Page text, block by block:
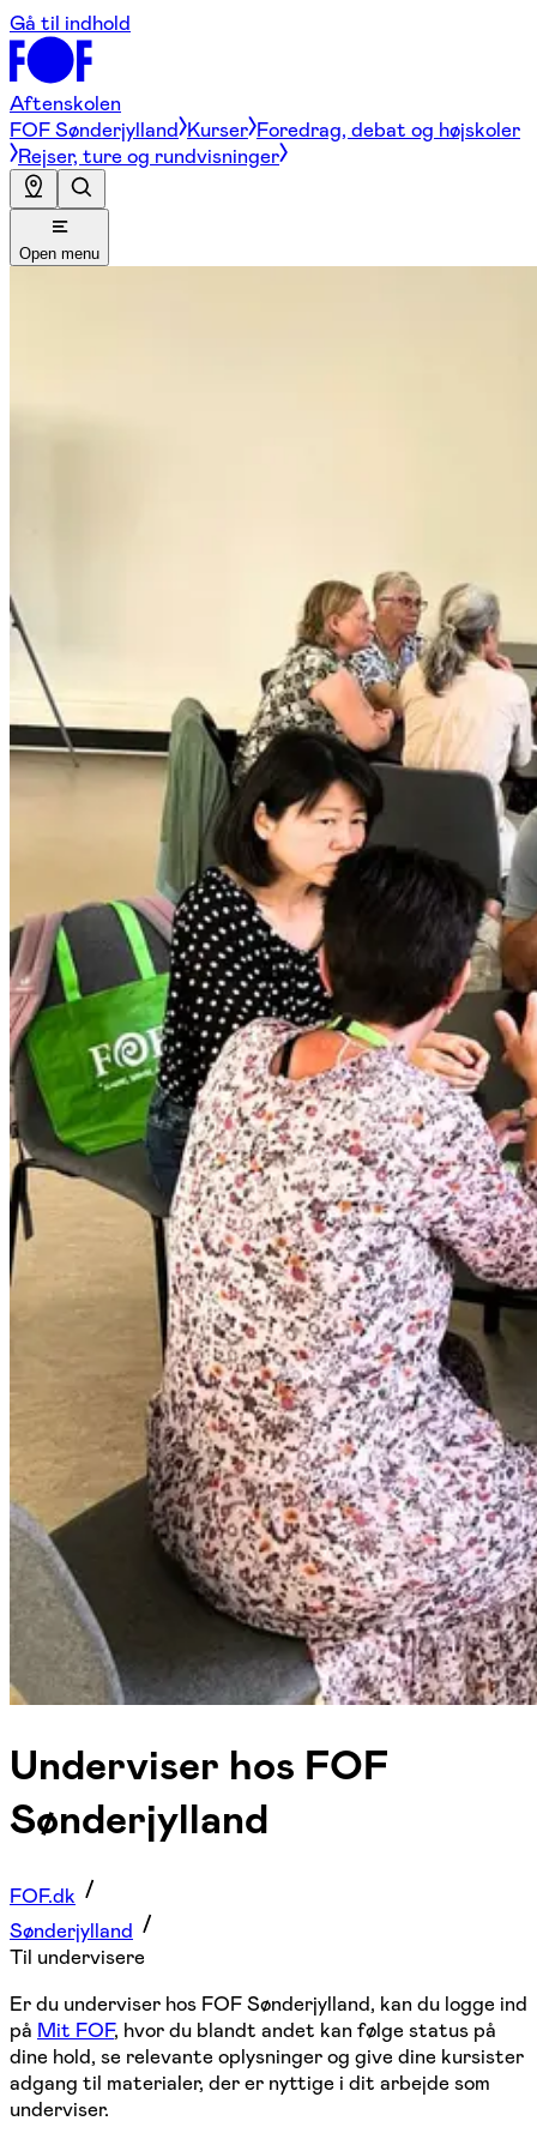
Gå til indhold
Aftenskolen
FOF Sønderjylland Kurser Foredrag, debat og højskoler
Rejser, ture og rundvisninger
Open menu
Underviser hos FOF
Sønderjylland
FOF.dk
Sønderjylland
Til undervisere
Er du underviser hos FOF Sønderjylland, kan du logge ind
på Mit FOF, hvor du blandt andet kan følge status på
dine hold, se relevante oplysninger og give dine kursister
adgang til materialer, der er nyttige i dit arbejde som
underviser.